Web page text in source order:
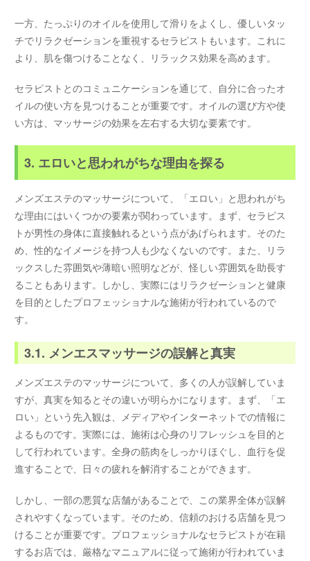
一方、たっぷりのオイルを使用して滑りをよくし、優しいタッ
チでリラクゼーションを重視するセラピストもいます。これに
より、肌を傷つけることなく、リラックス効果を高めます。
セラピストとのコミュニケーションを通じて、自分に合ったオ
イルの使い方を見つけることが重要です。オイルの選び方や使
い方は、マッサージの効果を左右する大切な要素です。
3. エロいと思われがちな理由を探る
メンズエステのマッサージについて、「エロい」と思われがち
な理由にはいくつかの要素が関わっています。まず、セラピス
トが男性の身体に直接触れるという点があげられます。そのた
め、性的なイメージを持つ人も少なくないのです。また、リラ
ックスした雰囲気や薄暗い照明などが、怪しい雰囲気を助長す
ることもあります。しかし、実際にはリラクゼーションと健康
を目的としたプロフェッショナルな施術が行われているので
す。
3.1. メンエスマッサージの誤解と真実
メンズエステのマッサージについて、多くの人が誤解していま
すが、真実を知るとその違いが明らかになります。まず、「エ
ロい」という先入観は、メディアやインターネットでの情報に
よるものです。実際には、施術は心身のリフレッシュを目的と
して行われています。全身の筋肉をしっかりほぐし、血行を促
進することで、日々の疲れを解消することができます。
しかし、一部の悪質な店舗があることで、この業界全体が誤解
されやすくなっています。そのため、信頼のおける店舗を見つ
けることが重要です。プロフェッショナルなセラピストが在籍
するお店では、厳格なマニュアルに従って施術が行われていま